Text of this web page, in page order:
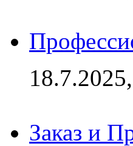
Заказ и